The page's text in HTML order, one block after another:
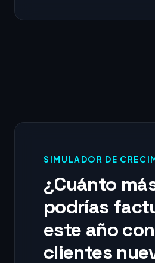
SIMULADOR DE
¿Cuánto
podrías
este año
clientes